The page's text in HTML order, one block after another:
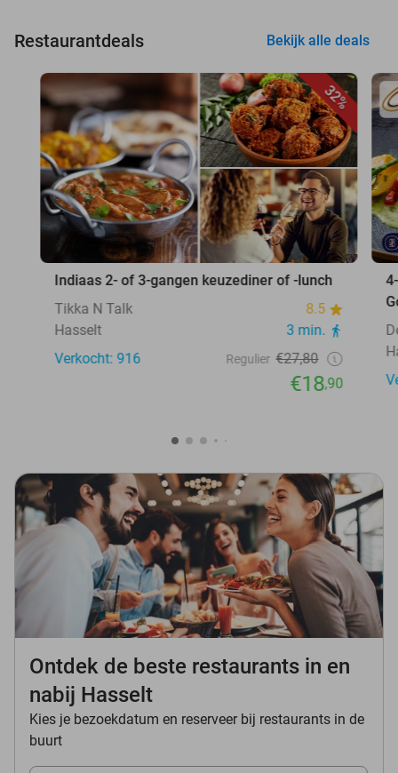
Restaurantdeals Bekijk alle deals
32%
Indiaas 2- of 3-gangen keuzediner of -lunch
Tikka N Talk
8.5
Hasselt
3 min.
Verkocht: 916
Regulier €27,80
€18,90
Ontdek de beste restaurants in en
nabij Hasselt
Kies je bezoekdatum en reserveer bij restaurants in de
buurt